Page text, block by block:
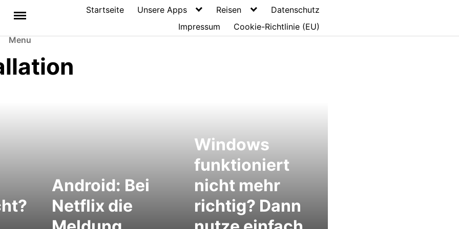
Menu
Startseite Unsere Apps Reisen
Datenschutz
Impressum
Cookie-Richtlinie (EU)
Android: Bei
Netflix die
Windows
funktioniert
nicht mehr
richtig? Dann